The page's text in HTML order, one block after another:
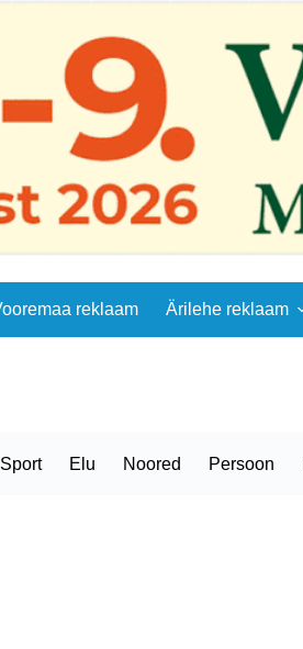
reklaam Ärilehe reklaam
Sport Elu Noored Persoon